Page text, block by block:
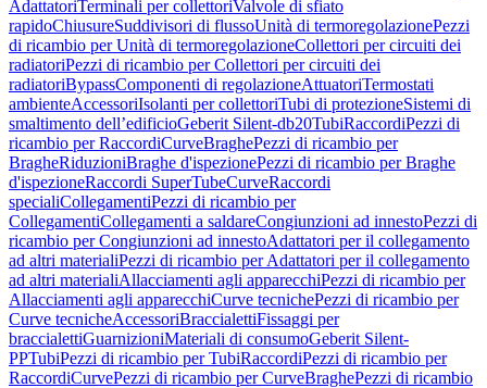
AdattatoriTerminali per collettoriValvole di sfiato
rapidoChiusureSuddivisori di flussoUnità di termoregolazionePezzi
di ricambio per Unità di termoregolazioneCollettori per circuiti dei
radiatoriPezzi di ricambio per Collettori per circuiti dei
radiatoriBypassComponenti di regolazioneAttuatoriTermostati
ambienteAccessoriIsolanti per collettoriTubi di protezioneSistemi di
smaltimento dell’edificioGeberit Silent-db20TubiRaccordiPezzi di
ricambio per RaccordiCurveBraghePezzi di ricambio per
BragheRiduzioniBraghe d'ispezionePezzi di ricambio per Braghe
d'ispezioneRaccordi SuperTubeCurveRaccordi
specialiCollegamentiPezzi di ricambio per
CollegamentiCollegamenti a saldareCongiunzioni ad innestoPezzi di
ricambio per Congiunzioni ad innestoAdattatori per il collegamento
ad altri materialiPezzi di ricambio per Adattatori per il collegamento
ad altri materialiAllacciamenti agli apparecchiPezzi di ricambio per
Allacciamenti agli apparecchiCurve tecnichePezzi di ricambio per
Curve tecnicheAccessoriBraccialettiFissaggi per
braccialettiGuarnizioniMateriali di consumoGeberit Silent-
PPTubiPezzi di ricambio per TubiRaccordiPezzi di ricambio per
RaccordiCurvePezzi di ricambio per CurveBraghePezzi di ricambio